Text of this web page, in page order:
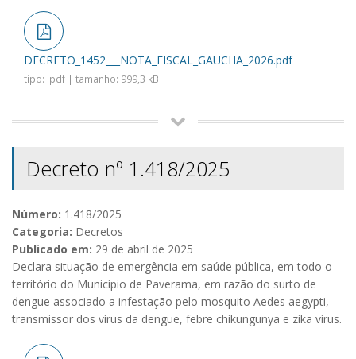
DECRETO_1452___NOTA_FISCAL_GAUCHA_2026.pdf
tipo: .pdf | tamanho: 999,3 kB
Decreto nº 1.418/2025
Número: 1.418/2025
Categoria: Decretos
Publicado em: 29 de abril de 2025
Declara situação de emergência em saúde pública, em todo o
território do Município de Paverama, em razão do surto de
dengue associado a infestação pelo mosquito Aedes aegypti,
transmissor dos vírus da dengue, febre chikungunya e zika vírus.